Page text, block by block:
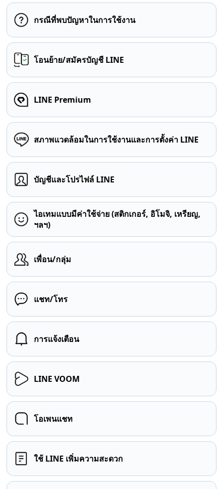
กรณีที่พบปัญหาในการใช้งาน
โอนย้าย/สมัครบัญชี LINE
LINE Premium
สภาพแวดล้อมในการใช้งานและการตั้งค่า LINE
บัญชีและโปรไฟล์ LINE
ไอเทมแบบมีค่าใช้จ่าย (สติกเกอร์, อิโมจิ, เหรียญ,
ฯลฯ)
เพื่อน/กลุ่ม
แชท/โทร
การแจ้งเตือน
LINE VOOM
โอเพนแชท
ใช้ LINE เพิ่มความสะดวก